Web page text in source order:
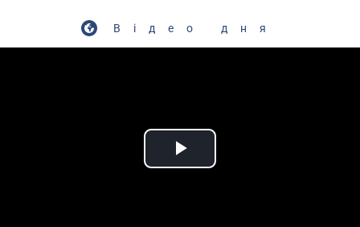
Відео дня
Play Video